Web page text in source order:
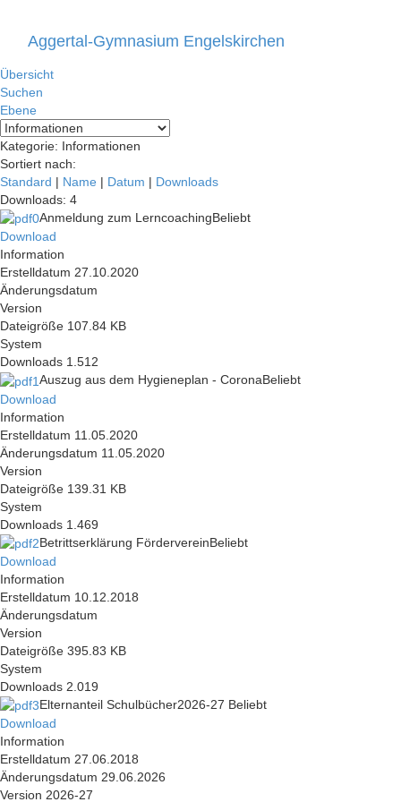
Aggertal-Gymnasium Engelskirchen
Übersicht
Suchen
Ebene
Kategorie: Informationen
Sortiert nach:
Standard | Name | Datum | Downloads
Downloads: 4
Anmeldung zum LerncoachingBeliebt
Download
Information
Erstelldatum 27.10.2020
Änderungsdatum
Version
Dateigröße 107.84 KB
System
Downloads 1.512
Auszug aus dem Hygieneplan - CoronaBeliebt
Download
Information
Erstelldatum 11.05.2020
Änderungsdatum 11.05.2020
Version
Dateigröße 139.31 KB
System
Downloads 1.469
Betrittserklärung FördervereinBeliebt
Download
Information
Erstelldatum 10.12.2018
Änderungsdatum
Version
Dateigröße 395.83 KB
System
Downloads 2.019
Elternanteil Schulbücher2026-27 Beliebt
Download
Information
Erstelldatum 27.06.2018
Änderungsdatum 29.06.2026
Version 2026-27